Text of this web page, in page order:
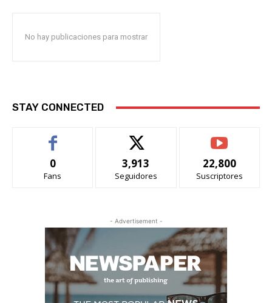
No hay publicaciones para mostrar
STAY CONNECTED
0
Fans
3,913
Seguidores
22,800
Suscriptores
- Advertisement -